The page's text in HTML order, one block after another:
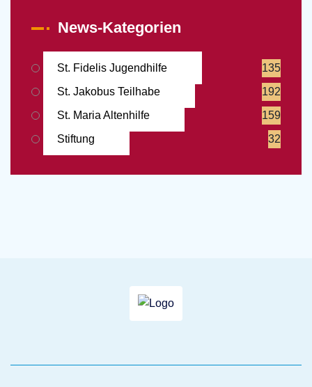
News-Kategorien
St. Fidelis Jugendhilfe
135
St. Jakobus Teilhabe
192
St. Maria Altenhilfe
159
Stiftung
32